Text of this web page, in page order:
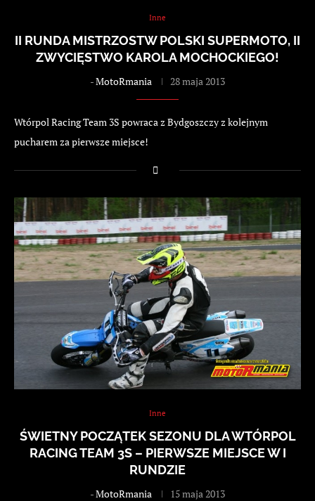
Inne
II RUNDA MISTRZOSTW POLSKI SUPERMOTO, II
ZWYCIĘSTWO KAROLA MOCHOCKIEGO!
-MotoRmania 28 maja 2013
Wtórpol Racing Team 3S powraca z Bydgoszczy z kolejnym
pucharem za pierwsze miejsce!
Inne
ŚWIETNY POCZĄTEK SEZONU DLA WTÓRPOL
RACING TEAM 3S – PIERWSZE MIEJSCE W I
RUNDZIE
-MotoRmania 15 maja 2013